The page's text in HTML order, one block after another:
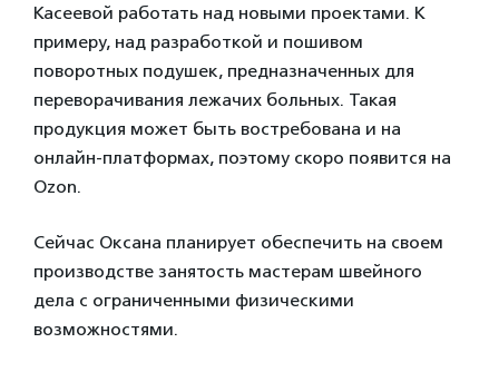
Касеевой работать над новыми проектами. К
примеру, над разработкой и пошивом
поворотных подушек, предназначенных для
переворачивания лежачих больных. Такая
продукция может быть востребована и на
онлайн-платформах, поэтому скоро появится на
Ozon.
Сейчас Оксана планирует обеспечить на своем
производстве занятость мастерам швейного
дела с ограниченными физическими
возможностями.